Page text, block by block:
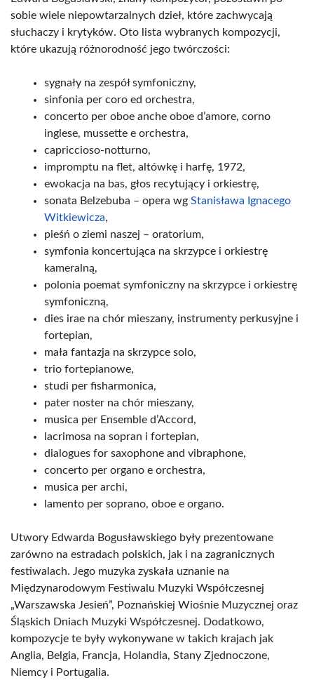
sobie wiele niepowtarzalnych dzieł, które zachwycają
słuchaczy i krytyków. Oto lista wybranych kompozycji,
które ukazują różnorodność jego twórczości:
sygnały na zespół symfoniczny,
sinfonia per coro ed orchestra,
concerto per oboe anche oboe d’amore, corno
inglese, mussette e orchestra,
capriccioso-notturno,
impromptu na flet, altówkę i harfę, 1972,
ewokacja na bas, głos recytujący i orkiestrę,
sonata Belzebuba – opera wg Stanisława Ignacego
Witkiewicza,
pieśń o ziemi naszej – oratorium,
symfonia koncertująca na skrzypce i orkiestrę
kameralną,
polonia poemat symfoniczny na skrzypce i orkiestrę
symfoniczną,
dies irae na chór mieszany, instrumenty perkusyjne i
fortepian,
mała fantazja na skrzypce solo,
trio fortepianowe,
studi per fisharmonica,
pater noster na chór mieszany,
musica per Ensemble d’Accord,
lacrimosa na sopran i fortepian,
dialogues for saxophone and vibraphone,
concerto per organo e orchestra,
musica per archi,
lamento per soprano, oboe e organo.
Utwory Edwarda Bogusławskiego były prezentowane
zarówno na estradach polskich, jak i na zagranicznych
festiwalach. Jego muzyka zyskała uznanie na
Międzynarodowym Festiwalu Muzyki Współczesnej
„Warszawska Jesień”, Poznańskiej Wiośnie Muzycznej oraz
Śląskich Dniach Muzyki Współczesnej. Dodatkowo,
kompozycje te były wykonywane w takich krajach jak
Anglia, Belgia, Francja, Holandia, Stany Zjednoczone,
Niemcy i Portugalia.